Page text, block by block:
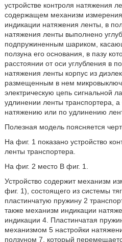
устройстве контроля натяжения
содержащем механизм
индикации натяжения ленты, в
натяжения ленты выполнено
подпружиненным шариком,
ползуна его основания, в пазу
расстоянии от оси углубления в
натяжения ленты корпус из
размещенным в нем
электрическую цепь сигнальной
удлинении ленты транспортера,
натяжению или по удлинению
Полезная модель поясняется
На фиг. 1 показано устройство
ленты транспортера.
На фиг. 2 место B фиг. 1.
Устройство содержит механизм
фиг. 1), состоящего из системы
пластинчатую пружину 2
также механизм индикации
индикации 4. Пластинчатая
механизмом 5 настройки
ползуном 7, который